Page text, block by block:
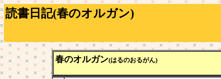
読書日記(春のオルガン)
春のオルガン(はるのおるがん)